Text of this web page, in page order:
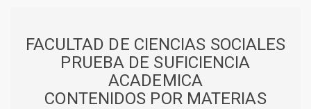
FACULTAD DE CIENCIAS SOCIALES
PRUEBA DE SUFICIENCIA
ACADEMICA
CONTENIDOS POR MATERIAS